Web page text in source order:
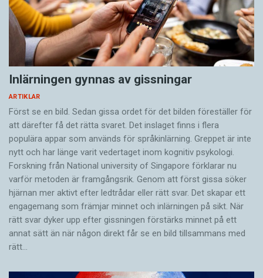
Inlärningen gynnas av gissningar
ARTIKLAR
Först se en bild. Sedan gissa ordet för det bilden föreställer för
att därefter få det rätta svaret. Det inslaget finns i flera
populära appar som används för språkinlärning. Greppet är inte
nytt och har länge varit vedertaget inom kognitiv psykologi.
Forskning från National university of Singa­pore förklarar nu
varför metoden är framgångsrik. Genom att först gissa ­söker
hjärnan mer aktivt ­efter ledtrådar eller rätt svar. Det skapar ett
engagemang som främjar minnet och inlärningen på sikt. När
rätt svar dyker upp efter gissningen förstärks minnet på ett
annat sätt än när någon direkt får se en bild tillsammans med
rätt…